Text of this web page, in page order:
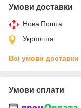
Умови доставки
Нова Пошта
Укрпошта
Всі умови доставки
Умови оплати